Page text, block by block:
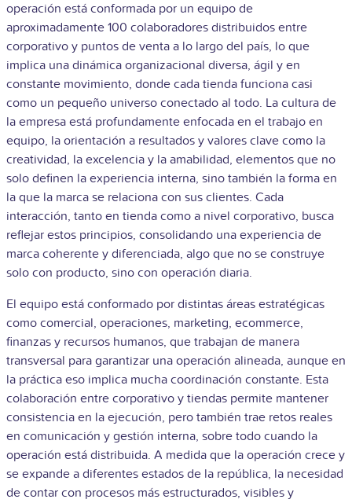
operación está conformada por un equipo de
aproximadamente 100 colaboradores distribuidos entre
corporativo y puntos de venta a lo largo del país, lo que
implica una dinámica organizacional diversa, ágil y en
constante movimiento, donde cada tienda funciona casi
como un pequeño universo conectado al todo. La cultura de
la empresa está profundamente enfocada en el trabajo en
equipo, la orientación a resultados y valores clave como la
creatividad, la excelencia y la amabilidad, elementos que no
solo definen la experiencia interna, sino también la forma en
la que la marca se relaciona con sus clientes. Cada
interacción, tanto en tienda como a nivel corporativo, busca
reflejar estos principios, consolidando una experiencia de
marca coherente y diferenciada, algo que no se construye
solo con producto, sino con operación diaria.
El equipo está conformado por distintas áreas estratégicas
como comercial, operaciones, marketing, ecommerce,
finanzas y recursos humanos, que trabajan de manera
transversal para garantizar una operación alineada, aunque en
la práctica eso implica mucha coordinación constante. Esta
colaboración entre corporativo y tiendas permite mantener
consistencia en la ejecución, pero también trae retos reales
en comunicación y gestión interna, sobre todo cuando la
operación está distribuida. A medida que la operación crece y
se expande a diferentes estados de la república, la necesidad
de contar con procesos más estructurados, visibles y